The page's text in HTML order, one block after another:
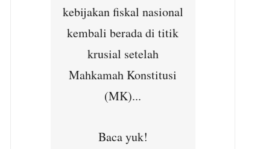
kebijakan fiskal nasional
kembali berada di titik
krusial setelah
Mahkamah Konstitusi
Cibungbulang –
kepedulian terhadap